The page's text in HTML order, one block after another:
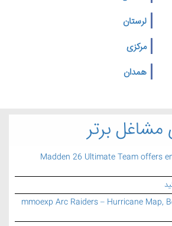
لرستان
مرکزی
همدان
مشاغل برتر
Madden 26 Ultimate Team offers
mmoexp Arc Raiders – Hurricane Map,